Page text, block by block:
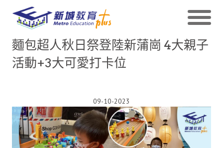
麵包超人秋日祭登陸新蒲崗 4大親子
活動+3大可愛打卡位
09-10-2023